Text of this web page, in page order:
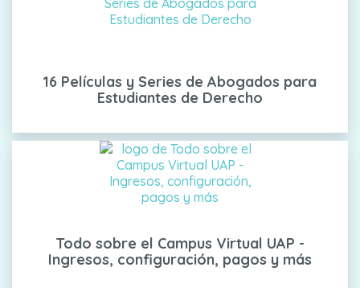
16 Películas y Series de Abogados para
Estudiantes de Derecho
Todo sobre el Campus Virtual UAP -
Ingresos, configuración, pagos y más